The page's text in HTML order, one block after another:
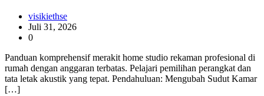
visikiethse
Juli 31, 2026
0
Panduan komprehensif merakit home studio rekaman profesional di
rumah dengan anggaran terbatas. Pelajari pemilihan perangkat dan
tata letak akustik yang tepat. Pendahuluan: Mengubah Sudut Kamar
[…]